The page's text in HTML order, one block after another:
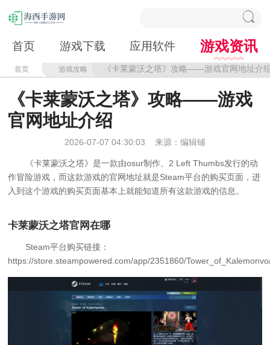
首页 游戏下载 应用软件 游戏资讯
首页 游戏攻略 《卡莱蒙沃之塔》攻略——游戏官网地址介
《卡莱蒙沃之塔》攻略——游戏
官网地址介绍
2026-07-07 04:30:03 来源：编辑铺
《卡莱蒙沃之塔》是一款由osur制作、2 Left Thumbs发行的动
作冒险游戏，而这款游戏的官网地址就是Steam平台的购买页面，进
入到这个游戏的购买页面基本上就能知道所有这款游戏的信息。
卡莱蒙沃之塔官网在哪
Steam平台购买链接：
https://store.steampowered.com/app/2351860/